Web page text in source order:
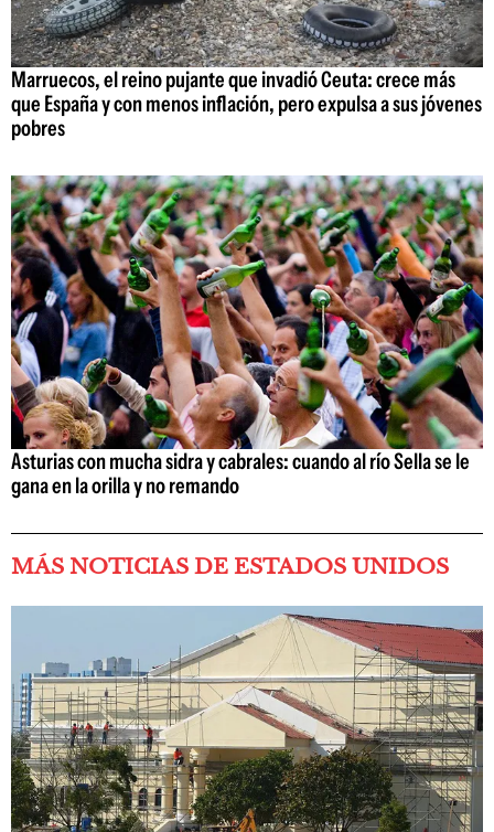
Marruecos, el reino pujante que invadió Ceuta: crece más
que España y con menos inflación, pero expulsa a sus jóvenes
pobres
Asturias con mucha sidra y cabrales: cuando al río Sella se le
gana en la orilla y no remando
MÁS NOTICIAS DE ESTADOS UNIDOS